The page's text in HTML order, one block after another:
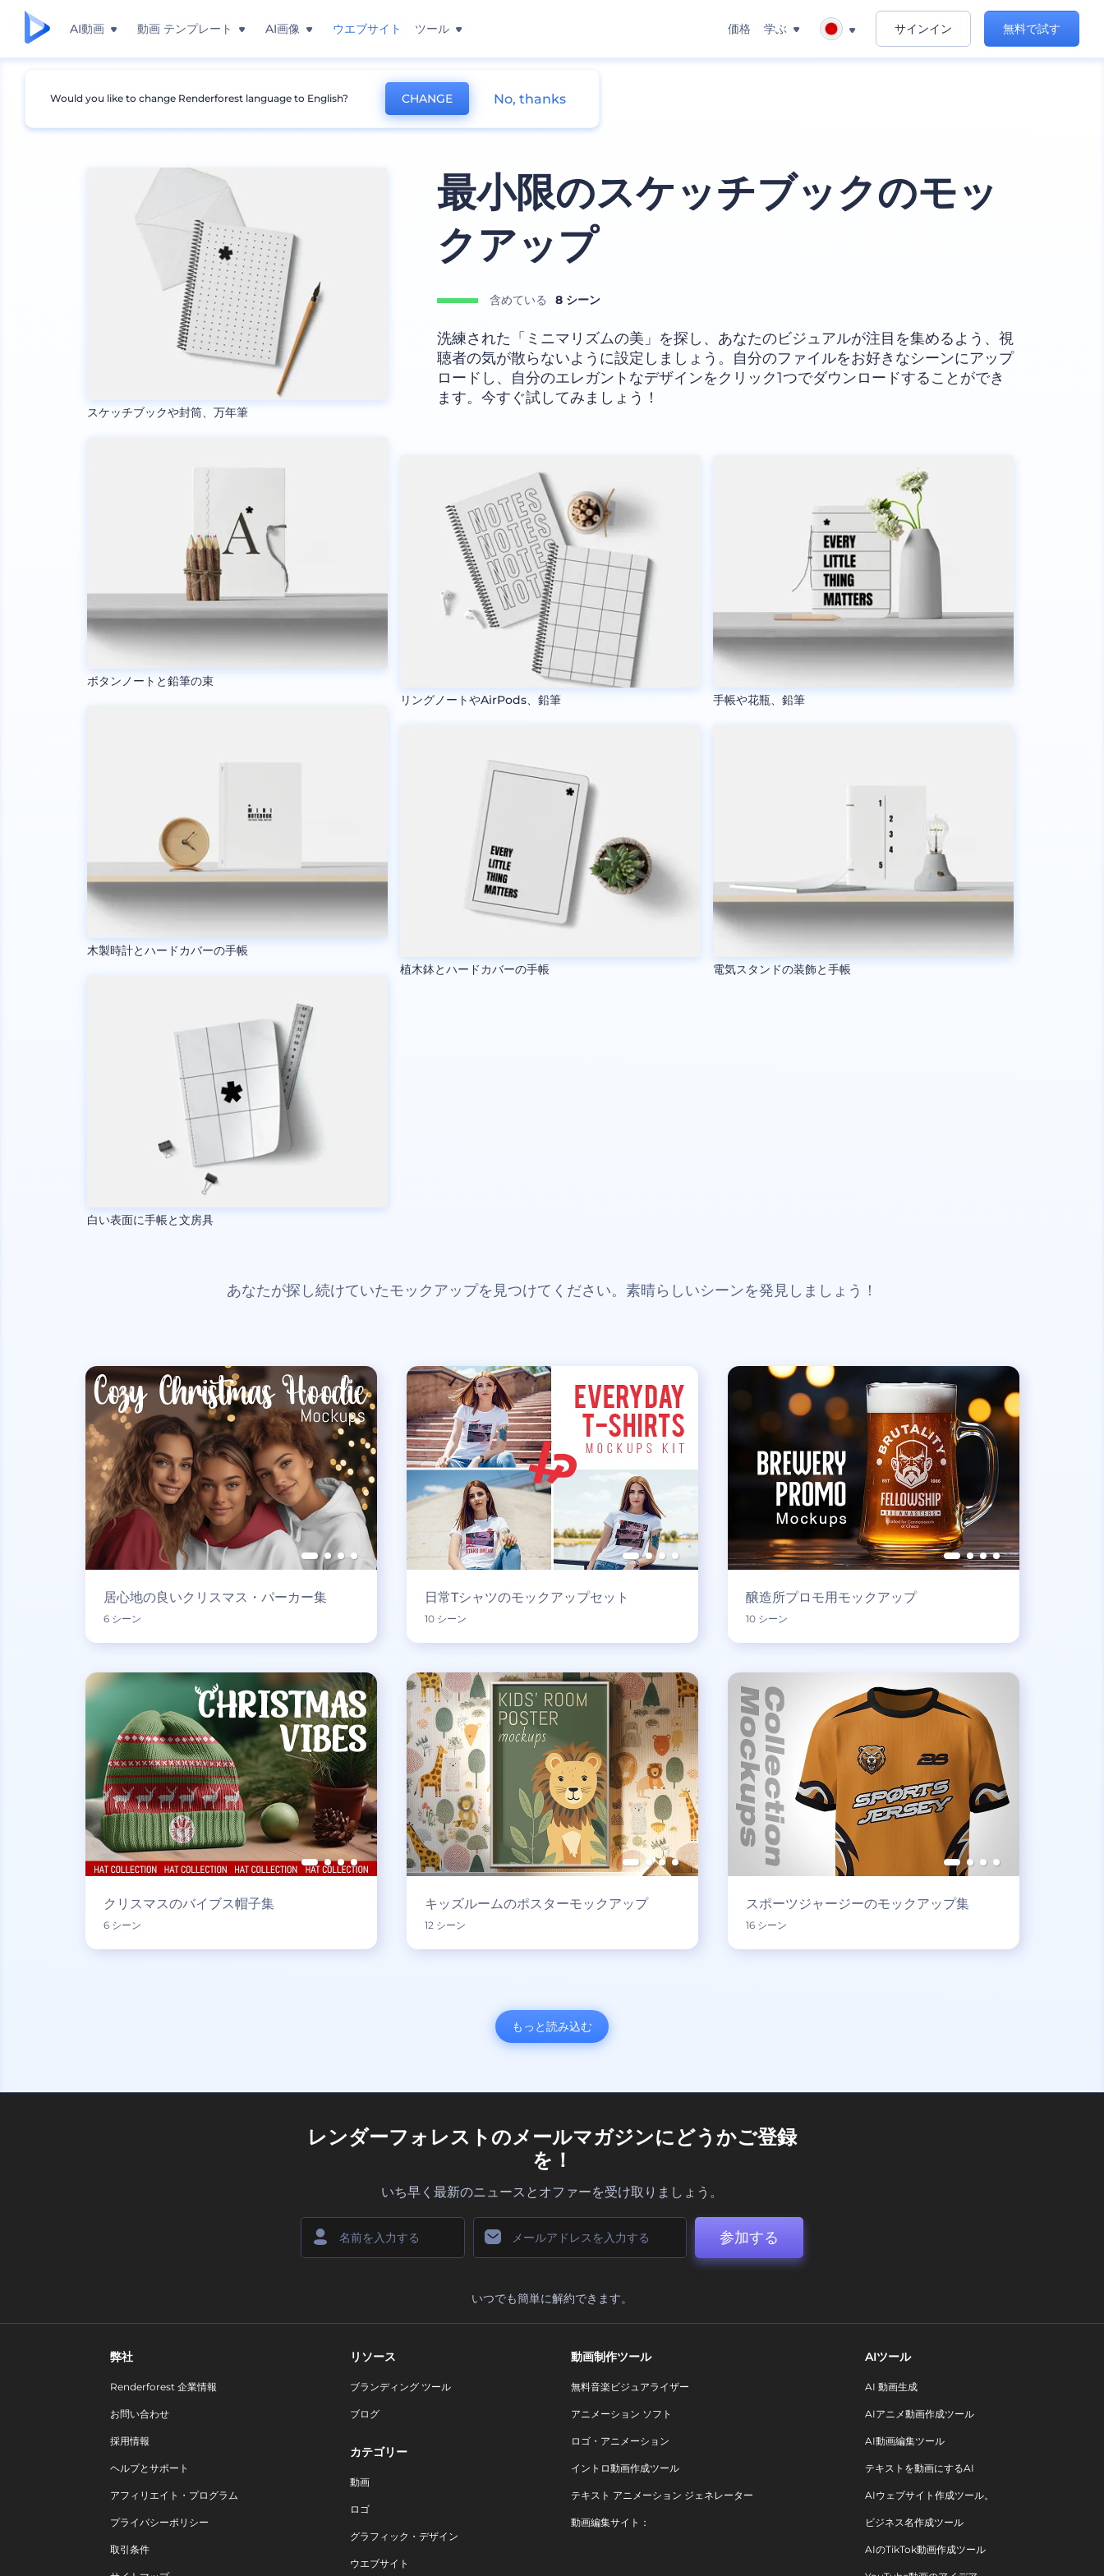
AI動画 動画 テンプレート AI画像 ウエブサイト ツール 価格 学ぶ サインイン 無料で試す
モックアップ ブランディング 文房具のモックアップ
スケッチブックや封筒、万年筆
ボタンノートと鉛筆の束
木製時計とハードカバーの手帳
白い表面に手帳と文房具
最小限のスケッチブックのモッ
クアップ
含めている 8 シーン
洗練された「ミニマリズムの美」を探し、あなたのビジュアルが注目を集めるよう、視
聴者の気が散らないように設定しましょう。自分のファイルをお好きなシーンにアップ
ロードし、自分のエレガントなデザインをクリック1つでダウンロードすることができ
ます。今すぐ試してみましょう！
リングノートやAirPods、鉛筆
植木鉢とハードカバーの手帳
手帳や花瓶、鉛筆
電気スタンドの装飾と手帳
あなたが探し続けていたモックアップを見つけてください。素晴らしいシーンを発見しましょう！
居心地の良いクリスマス・パーカー集
6 シーン
日常Tシャツのモックアップセット
10 シーン
醸造所プロモ用モックアップ
10 シーン
クリスマスのバイブス帽子集
6 シーン
キッズルームのポスターモックアップ
12 シーン
スポーツジャージーのモックアップ集
16 シーン
もっと読み込む
レンダーフォレストのメールマガジンにどうかご登録
を！
いち早く最新のニュースとオファーを受け取りましょう。
参加する
いつでも簡単に解約できます。
弊社
Renderforest 企業情報
お問い合わせ
採用情報
ヘルプとサポート
アフィリエイト・プログラム
プライバシーポリシー
取引条件
リソース
ブランディング ツール
ブログ
カテゴリー
動画
ロゴ
グラフィック・デザイン
ウエブサイト
動画制作ツール
無料音楽ビジュアライザー
アニメーション ソフト
ロゴ・アニメーション
イントロ動画作成ツール
テキスト アニメーション ジェネレーター
動画編集サイト：
AIツール
AI 動画生成
AIアニメ動画作成ツール
AI動画編集ツール
テキストを動画にするAI
AIウェブサイト作成ツール。
ビジネス名作成ツール
AIのTikTok動画作成ツール
Would you like to change Renderforest language to English? CHANGE No, thanks